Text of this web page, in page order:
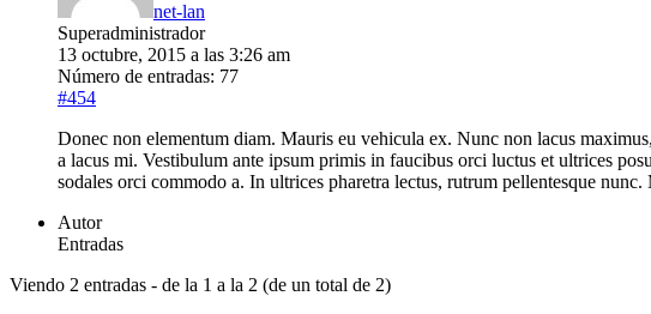
net-lan
Superadministrador
13 octubre, 2015 a las 3:26 am
Número de entradas: 77
#454
Donec non elementum diam. Mauris eu vehicula ex. Nunc non lacus
a lacus mi. Vestibulum ante ipsum primis in faucibus orci luctus et ultrices
sodales orci commodo a. In ultrices pharetra lectus, rutrum pellentesque
Autor
Entradas
Viendo 2 entradas - de la 1 a la 2 (de un total de 2)